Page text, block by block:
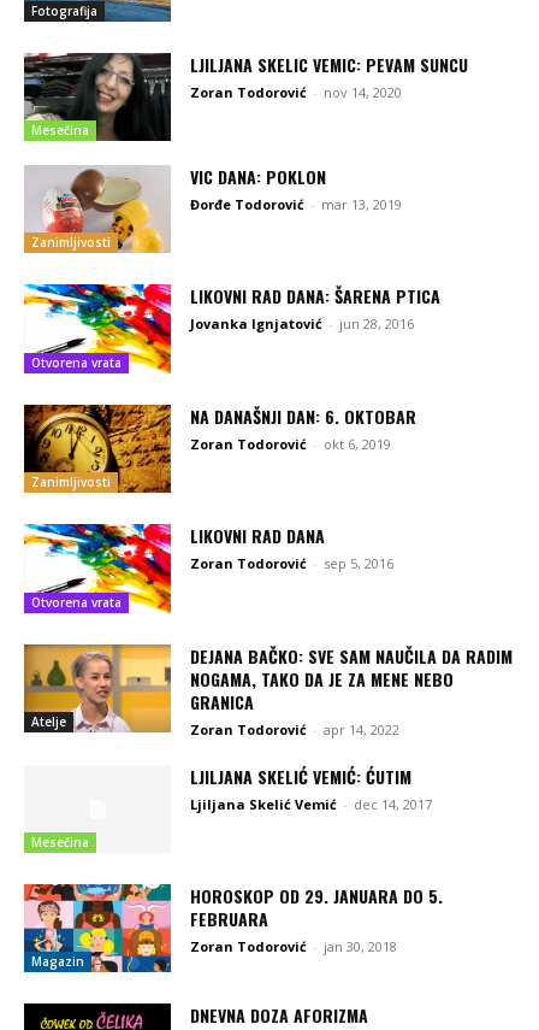
Fotografija
Mesečina
LJILJANA SKELIC VEMIC: PEVAM SUNCU
Zoran Todorović - nov 14, 2020
Zanimljivosti
VIC DANA: POKLON
Đorđe Todorović - mar 13, 2019
Otvorena vrata
LIKOVNI RAD DANA: ŠARENA PTICA
Jovanka Ignjatović - jun 28, 2016
Zanimljivosti
NA DANAŠNJI DAN: 6. OKTOBAR
Zoran Todorović - okt 6, 2019
Otvorena vrata
LIKOVNI RAD DANA
Zoran Todorović - sep 5, 2016
Atelje
DEJANA BAČKO: SVE SAM NAUČILA DA RADIM
NOGAMA, TAKO DA JE ZA MENE NEBO
GRANICA
Zoran Todorović - apr 14, 2022
Mesečina
LJILJANA SKELIĆ VEMIĆ: ĆUTIM
Ljiljana Skelić Vemić - dec 14, 2017
Magazin
HOROSKOP OD 29. JANUARA DO 5.
FEBRUARA
Zoran Todorović - jan 30, 2018
DNEVNA DOZA AFORIZMA